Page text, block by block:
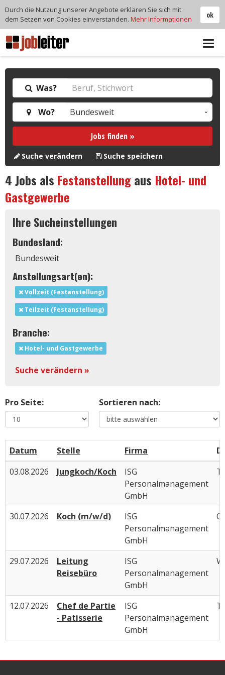
Was?
Wo?
Jobs finden »
Suche verändern Suche speichern
4Jobs als Festanstellungaus Hotel- und
Gastgewerbe
Ihre Sucheinstellungen
Bundesland:
Bundesweit
Anstellungsart(en):
Vollzeit (Festanstellung)
Teilzeit (Festanstellung)
Branche:
Hotel- und Gastgewerbe
Suche verändern »
Pro Seite: Sortieren nach:
Datum Stelle Firma
03.08.2026
Jungkoch/Koch
ISG
Personalmanagement
GmbH
30.07.2026 Koch (m/w/d)
ISG
Personalmanagement
GmbH
29.07.2026
Leitung
Reisebüro
ISG
Personalmanagement
GmbH
12.07.2026
Chef de Partie
- Patisserie
ISG
Personalmanagement
GmbH
ok
Durch die Nutzung unserer Angebote erklären Sie sich mit
dem Setzen von Cookies einverstanden. Mehr Informationen